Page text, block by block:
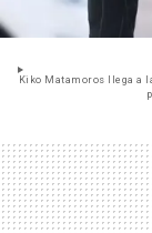
Kiko Matamoros llega a